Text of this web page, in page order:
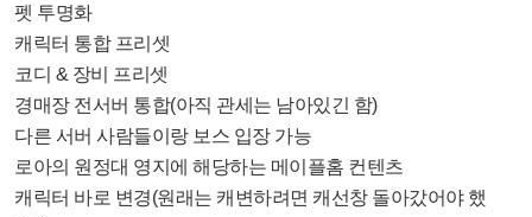
펫 투명화
캐릭터 통합 프리셋
코디 & 장비 프리셋
경매장 전서버 통합(아직 관세는 남아있긴 함)
다른 서버 사람들이랑 보스 입장 가능
로아의 원정대 영지에 해당하는 메이플홈 컨텐츠
캐릭터 바로 변경(원래는 캐변하려면 캐선창 돌아갔어야 했